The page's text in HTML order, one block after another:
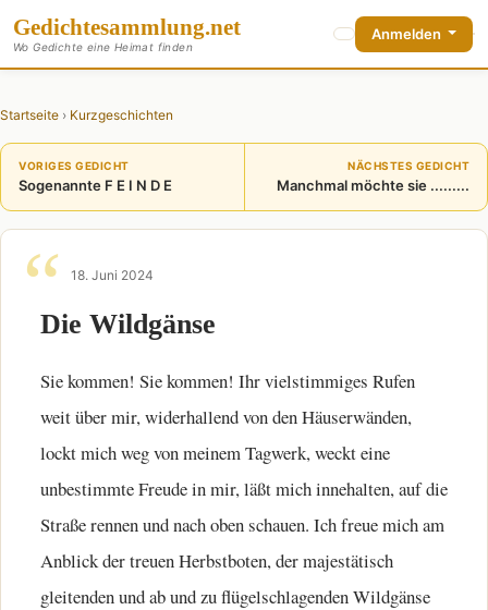
Gedichtesammlung.net
Wo Gedichte eine Heimat finden
Anmelden
Startseite › Kurzgeschichten
VORIGES GEDICHT
Sogenannte F E I N D E
NÄCHSTES GEDICHT
Manchmal möchte sie .........
18. Juni 2024
Die Wildgänse
Sie kommen! Sie kommen! Ihr vielstimmiges Rufen
weit über mir, widerhallend von den Häuserwänden,
lockt mich weg von meinem Tagwerk, weckt eine
unbestimmte Freude in mir, läßt mich innehalten, auf die
Straße rennen und nach oben schauen. Ich freue mich am
Anblick der treuen Herbstboten, der majestätisch
gleitenden und ab und zu flügelschlagenden Wildgänse